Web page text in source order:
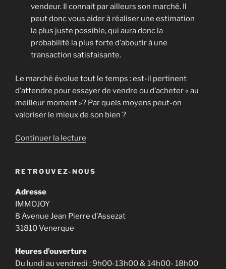
vendeur. Il connait par ailleurs son marché. Il
peut donc vous aider à réaliser une estimation
la plus juste possible, qui aura donc la
probabilité la plus forte d’aboutir à une
transaction satisfaisante.
Le marché évolue tout le temps : est-il pertinent
d’attendre pour essayer de vendre ou d’acheter « au
meilleur moment »? Par quels moyens peut-on
valoriser le mieux de son bien ?
Continuer la lecture
la
RETROUVEZ-NOUS
Adresse
IMMOJOY
8 Avenue Jean Pierre d’Assezat
31810 Venerque
Heures d’ouverture
Du lundi au vendredi : 9h00-13h00 & 14h00- 18h00